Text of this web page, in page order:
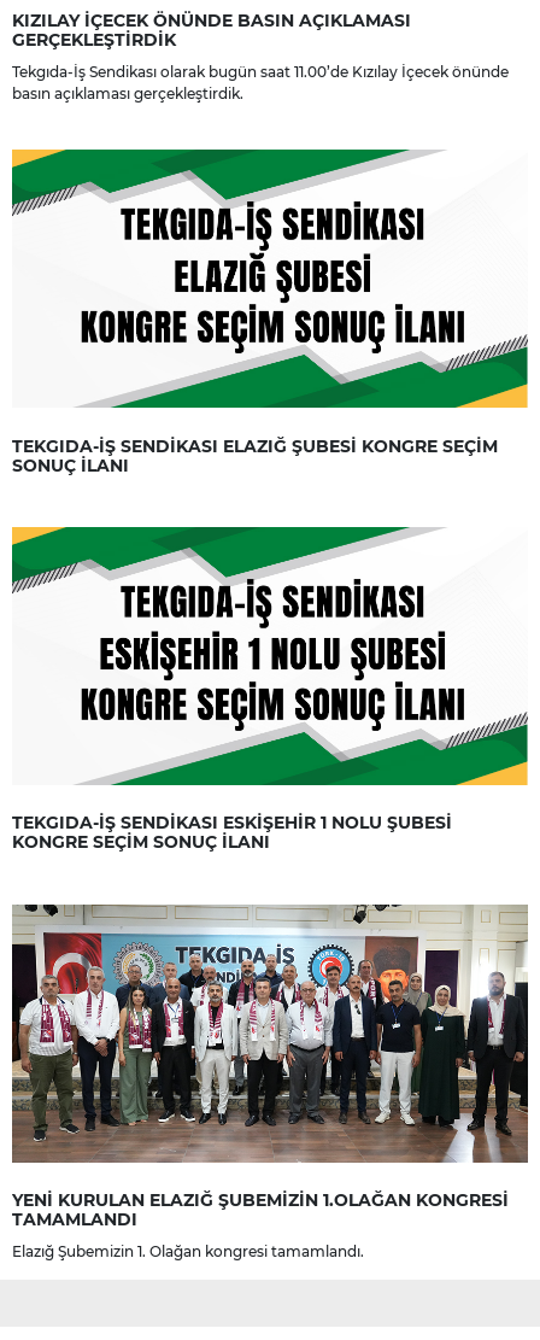
KIZILAY İÇECEK ÖNÜNDE BASIN AÇIKLAMASI
GERÇEKLEŞTİRDİK
Tekgıda-İş Sendikası olarak bugün saat 11.00’de Kızılay İçecek önünde
basın açıklaması gerçekleştirdik.
TEKGIDA-İŞ SENDİKASI ELAZIĞ ŞUBESİ KONGRE SEÇİM
SONUÇ İLANI
TEKGIDA-İŞ SENDİKASI ESKİŞEHİR 1 NOLU ŞUBESİ
KONGRE SEÇİM SONUÇ İLANI
YENİ KURULAN ELAZIĞ ŞUBEMİZİN 1.OLAĞAN KONGRESİ
TAMAMLANDI
Elazığ Şubemizin 1. Olağan kongresi tamamlandı.